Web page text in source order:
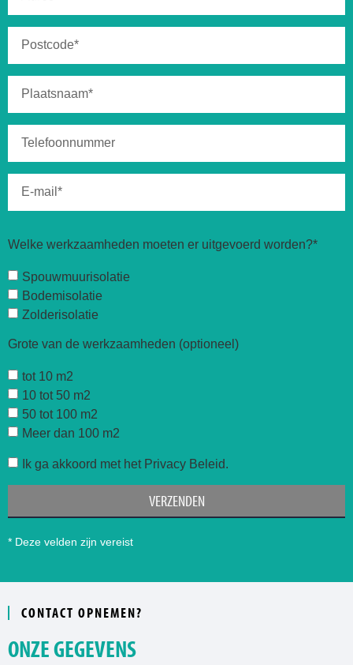
CONTACT OPNEMEN?
ONZE GEGEVENS
Welke werkzaamheden moeten er uitgevoerd worden?*
Spouwmuurisolatie
Bodemisolatie
Zolderisolatie
Grote van de werkzaamheden (optioneel)
tot 10 m2
10 tot 50 m2
50 tot 100 m2
Meer dan 100 m2
Ik ga akkoord met het Privacy Beleid.
VERZENDEN
* Deze velden zijn vereist